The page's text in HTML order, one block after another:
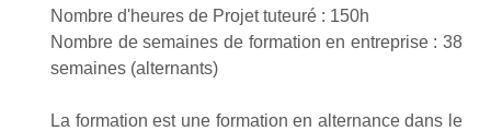
Nombre d'heures de Projet tuteuré : 150h
Nombre de semaines de formation en entreprise : 38
semaines (alternants)
La formation est une formation en alternance dans le